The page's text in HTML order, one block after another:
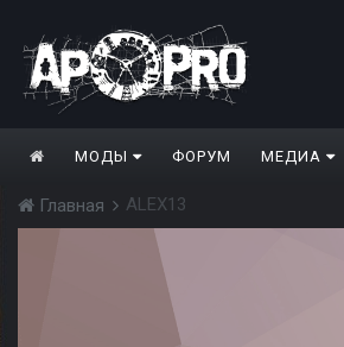
МОДЫ ФОРУМ МЕДИА
Главная ALEX13